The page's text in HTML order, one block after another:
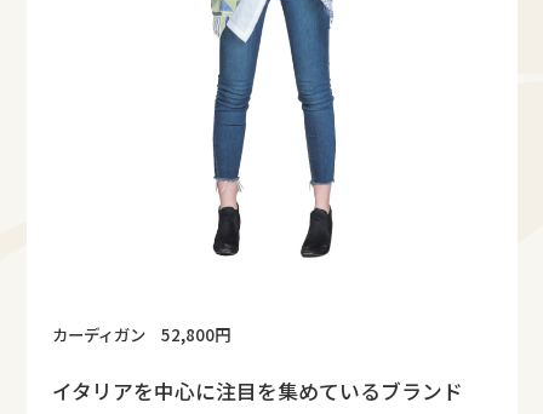
カーディガン 52,800円
イタリアを中心に注目を集めているブランド